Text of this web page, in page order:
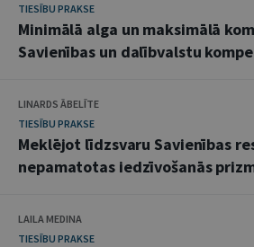
TIESĪBU PRAKSE
Minimālā alga un maksimālā
Savienības un dalībvalstu
LINARDS ĀBELĪTE
TIESĪBU PRAKSE
Meklējot līdzsvaru Savienības
nepamatotas iedzīvošanās
LAILA MEDINA
TIESĪBU PRAKSE